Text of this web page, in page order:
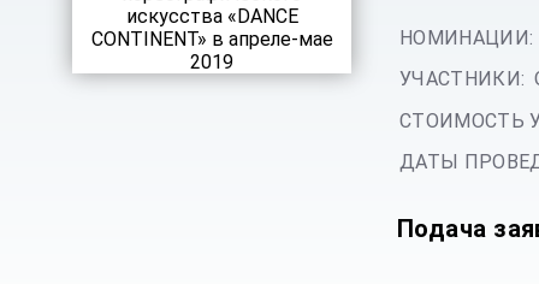
НОМИНАЦИИ:
УЧАСТНИКИ:
СТОИМОСТЬ
ДАТЫ
Подача